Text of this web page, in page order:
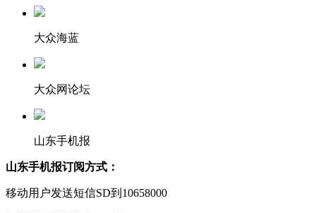
大众海蓝
大众网论坛
山东手机报
山东手机报订阅方式：
移动用户发送短信SD到10658000